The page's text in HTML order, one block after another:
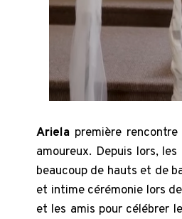
Ariela première rencontre
amoureux. Depuis lors,
beaucoup de hauts et de
et intime cérémonie lors
et les amis pour célébrer